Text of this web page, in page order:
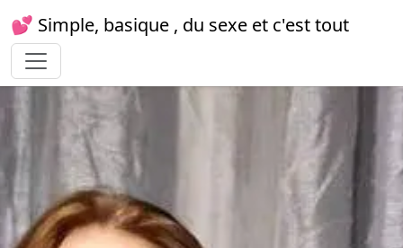
💕 Simple, basique , du sexe et c'est tout